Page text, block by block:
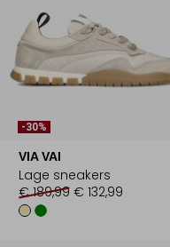
-30%
VIA VAI
Lage sneakers
€ 189,99 € 132,99